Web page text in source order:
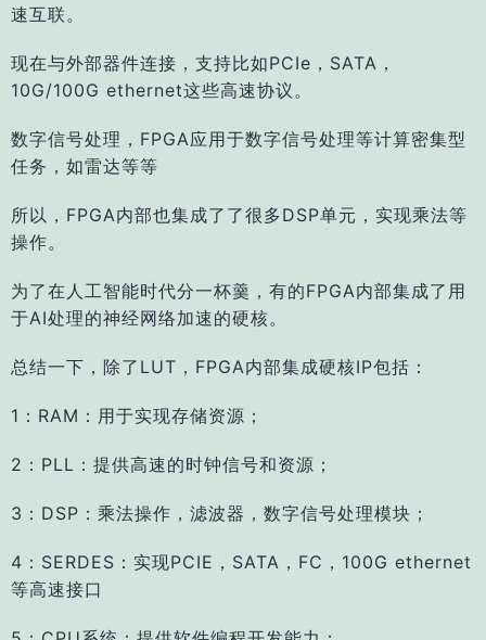
速互联。
现在与外部器件连接，支持比如PCIe，SATA，
10G/100G ethernet这些高速协议。
数字信号处理，FPGA应用于数字信号处理等计算密集型
任务，如雷达等等
所以，FPGA内部也集成了了很多DSP单元，实现乘法等
操作。
为了在人工智能时代分一杯羹， 有的FPGA内部集成了用
于AI处理的神经网络加速的硬核。
总结一下，除了LUT，FPGA内部集成硬核IP包括：
1：RAM：用于实现存储资源；
2：PLL：提供高速的时钟信号和资源；
3：DSP：乘法操作，滤波器，数字信号处理模块；
4：SERDES：实现PCIE，SATA，FC，100G ethernet
等高速接口